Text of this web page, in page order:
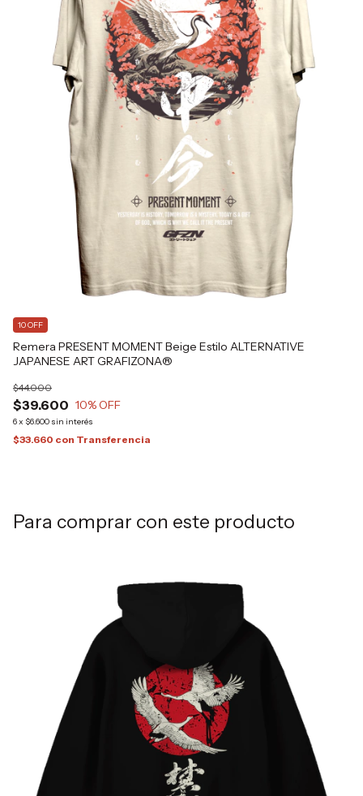
Remera PRESENT MOMENT Beige Estilo ALTERNATIVE
JAPANESE ART GRAFIZONA®
$39.600
$44.000
10% OFF
6x $6.600 sin interés
10 OFF
$33.660 con Transferencia
Para comprar con este producto